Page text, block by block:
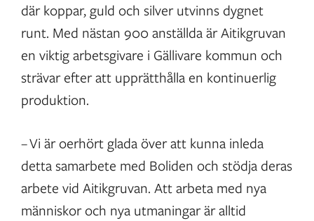
där koppar, guld och silver utvinns dygnet
runt. Med nästan 900 anställda är Aitikgruvan
en viktig arbetsgivare i Gällivare kommun och
strävar efter att upprätthålla en kontinuerlig
produktion.
– Vi är oerhört glada över att kunna inleda
detta samarbete med Boliden och stödja deras
arbete vid Aitikgruvan. Att arbeta med nya
människor och nya utmaningar är alltid